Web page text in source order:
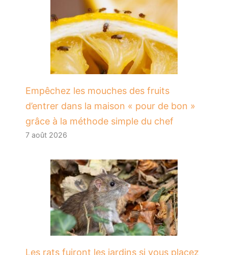
​Empêchez les mouches des fruits
d’entrer dans la maison « pour de bon »
grâce à la méthode simple du chef
7 août 2026
Les rats fuiront les jardins si vous placez